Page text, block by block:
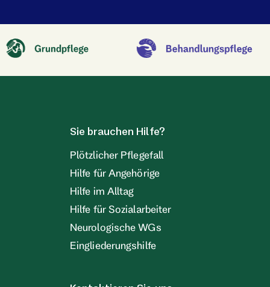
Sie brauchen Hilfe?
Plötzlicher Pflegefall
Hilfe für Angehörige
Hilfe im Alltag
Hilfe für Sozialarbeiter
Neurologische WGs
Eingliederungshilfe